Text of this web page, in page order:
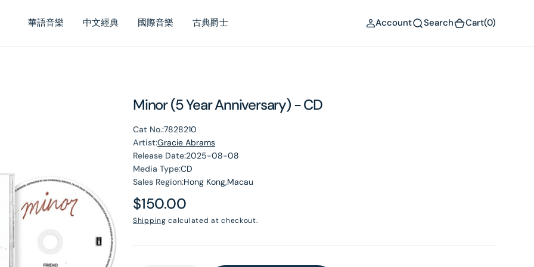
華語音樂 中文經典 國際音樂 古典爵士 Account Search Cart(0)
Minor (5 Year Anniversary) - CD
Cat No.:7828210
Artist:Gracie Abrams
Release Date:2025-08-08
Media Type:CD
Sales Region:Hong Kong,Macau
Regular
price
$150.00
Shipping calculated at checkout.